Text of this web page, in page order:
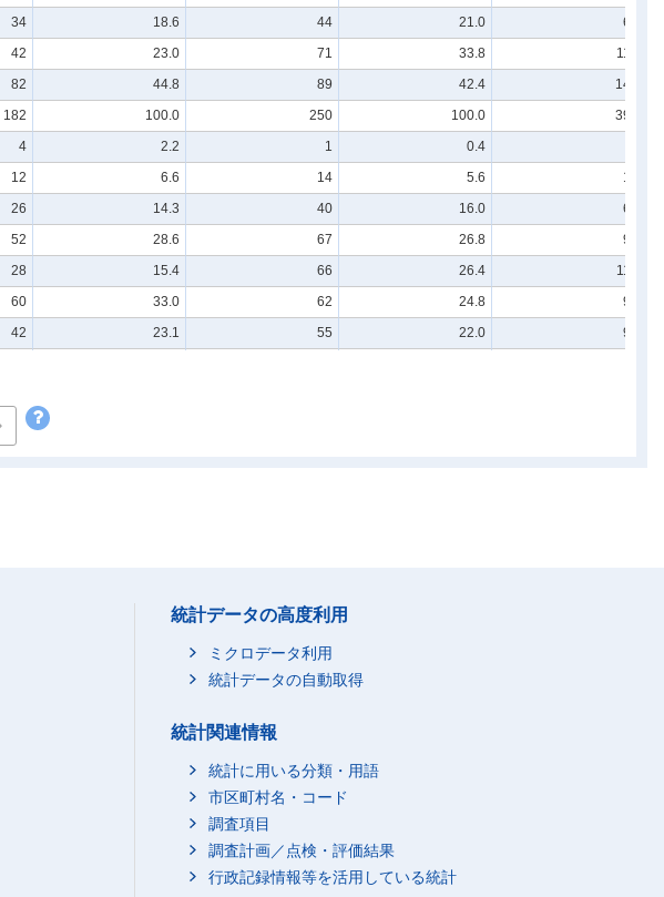
34 18.6 44 21.0
68
42 23.0 71 33.8
113
82 44.8 89 42.4
145
182 100.0 250 100.0
391
4 2.2 1 0.4
12 6.6 14 5.6
16
26 14.3 40 16.0
67
52 28.6 67 26.8
95
28 15.4 66 26.4
110
60 33.0 62 24.8
94
42 23.1 55 22.0
92
統計データの高度利用
ミクロデータ利用
統計データの自動取得
統計関連情報
統計に用いる分類・用語
市区町村名・コード
調査項目
調査計画／点検・評価結果
行政記録情報等を活用している統計